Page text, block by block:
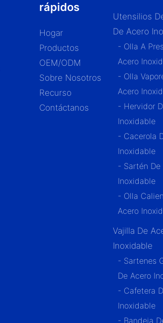
rápidos
Hogar
Productos
OEM/ODM
Sobre Nosotros
Recurso
Contáctanos
Utensilios
De Acero
- Olla A
Acero
- Olla
Acero
- Hervidor
Inoxidable
- Cacerola
Inoxidable
- Sartén De
Inoxidable
- Olla
Acero
Vajilla De
Inoxidable
- Sartenes
De Acero
- Cafetera
Inoxidable
- Bandeja